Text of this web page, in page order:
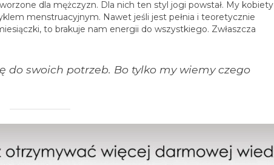
dla mężczyzn. Dla nich ten styl jogi powstał. My kobiety
menstruacyjnym. Nawet jeśli jest pełnia i teoretycznie
to brakuje nam energii do wszystkiego. Zwłaszcza
do swoich potrzeb. Bo tylko my wiemy czego